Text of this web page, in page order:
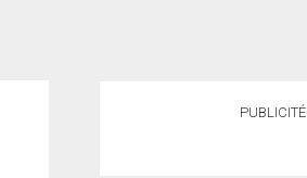
PUBLICITÉ